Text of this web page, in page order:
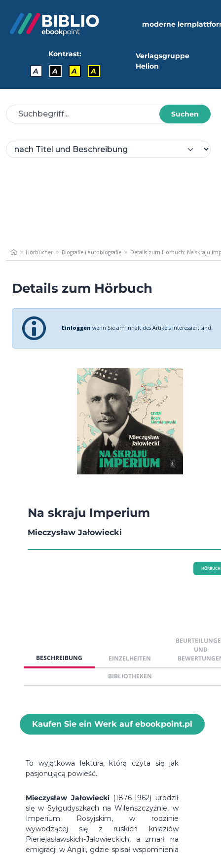
moderne
Kontrast:
A
A A A
Verlagsgruppe
Helion
Suchen
Hörbücher Biografie i autobiografie Details zum Hörbuch: Na skraju
Details zum Hörbuch
Einloggen wenn Sie am Inhalt des Artikels interessiert sind.
Na skraju Imperium
Mieczysław Jałowiecki
HÖRBUCH
BESCHREIBUNG EINZELHEITEN
UND
BIBLIOTHEKEN
Kaufen Sie ein Werk auf ebookpoint.pl
To wyjątkowa lektura, którą czyta się jak
pasjonującą powieść.
Mieczysław Jałowiecki(1876-1962) urodził
się w Syłgudyszkach na Wileńszczyźnie, w
Imperium Rosyjskim, w rodzinie
wywodzącej się z ruskich kniaziów
Pieriejasławskich-Jałowieckich, a zmarł na
emigracji w Anglii, gdzie spisał wspomnienia